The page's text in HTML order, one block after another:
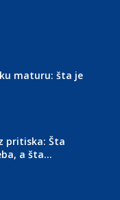
maturu: šta je
pritiska: Šta
a šta...